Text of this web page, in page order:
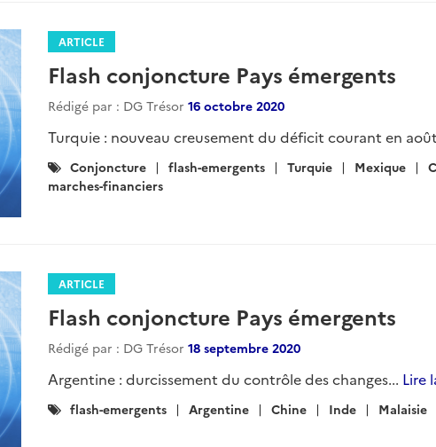
ARTICLE
Flash conjoncture Pays émergents
Rédigé par : DG Trésor 16 octobre 2020
Turquie : nouveau creusement du déficit courant en
Catégories
:
Conjoncture flash-emergents Turquie Mexique
marches-financiers
ARTICLE
Flash conjoncture Pays émergents
Rédigé par : DG Trésor 18 septembre 2020
Argentine : durcissement du contrôle des changes... Lire
Catégories
flash-emergents Argentine Chine Inde Malaisie